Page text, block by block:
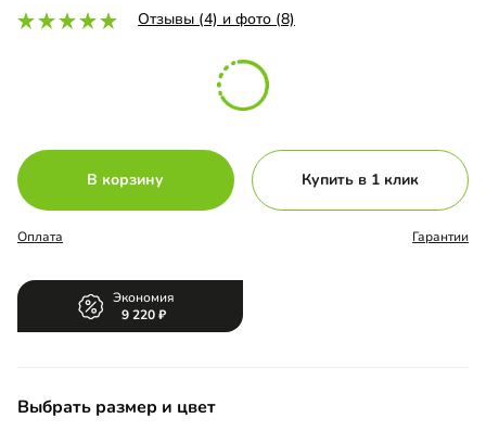
Отзывы (4) и фото (8)
В корзину Купить в 1 клик
Оплата Гарантии
Экономия
9 220
Выбрать размер и цвет